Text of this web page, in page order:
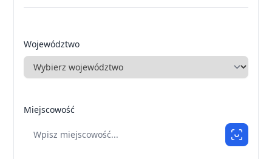
Województwo
Miejscowość